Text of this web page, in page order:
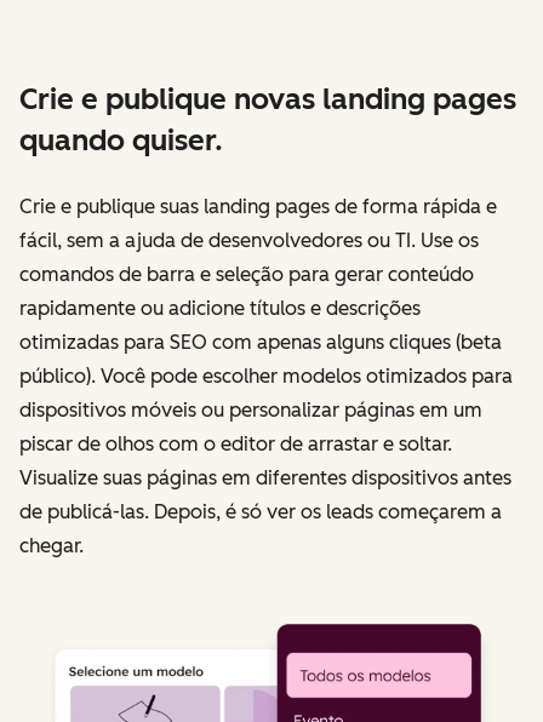
Crie e publique novas landing pages
quando quiser.
Crie e publique suas landing pages de forma rápida e
fácil, sem a ajuda de desenvolvedores ou TI. Use os
comandos de barra e seleção para gerar conteúdo
rapidamente ou adicione títulos e descrições
otimizadas para SEO com apenas alguns cliques (beta
público). Você pode escolher modelos otimizados para
dispositivos móveis ou personalizar páginas em um
piscar de olhos com o editor de arrastar e soltar.
Visualize suas páginas em diferentes dispositivos antes
de publicá-las. Depois, é só ver os leads começarem a
chegar.